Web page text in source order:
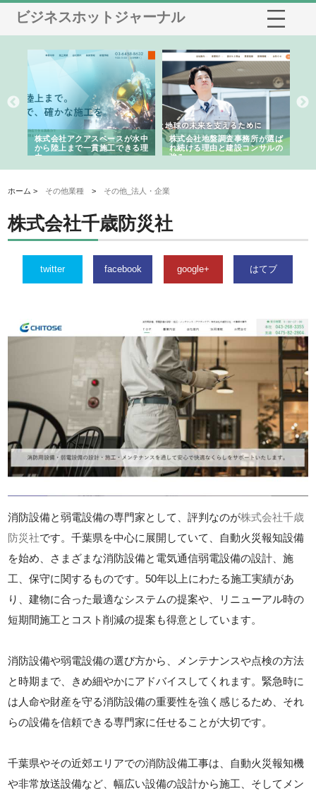
ビジネスホットジャーナル
株式会社アクアスペースが水中
から陸上まで一貫施工できる理
由
株式会社地盤調査事務所が選ば
れ続ける理由と建設コンサルの
強み
ホーム > その他業種 > その他_法人・企業
株式会社千歳防災社
twitter facebook google+ はてブ
消防設備と弱電設備の専門家として、評判なのが株式会社千歳
防災社です。千葉県を中心に展開していて、自動火災報知設備
を始め、さまざまな消防設備と電気通信弱電設備の設計、施
工、保守に関するものです。50年以上にわたる施工実績があ
り、建物に合った最適なシステムの提案や、リニューアル時の
短期間施工とコスト削減の提案も得意としています。
消防設備や弱電設備の選び方から、メンテナンスや点検の方法
と時期まで、きめ細やかにアドバイスしてくれます。緊急時に
は人命や財産を守る消防設備の重要性を強く感じるため、それ
らの設備を信頼できる専門家に任せることが大切です。
千葉県やその近郊エリアでの消防設備工事は、自動火災報知機
や非常放送設備など、幅広い設備の設計から施工、そしてメン